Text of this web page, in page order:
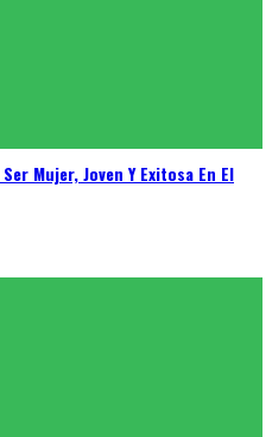
Mujer, Joven Y Exitosa En El